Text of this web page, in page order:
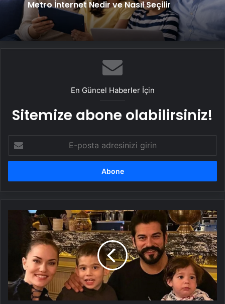
Metro İnternet Nedir ve Nasıl Seçilir
En Güncel Haberler İçin
Sitemize abone olabilirsiniz!
posta
adresinizi
Fahriye
Evcen
oğullarını
alıp
araba
gösterisine